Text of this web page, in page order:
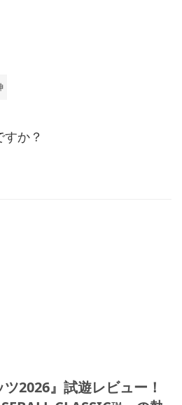
か？
ツ2026』試遊レビュー！